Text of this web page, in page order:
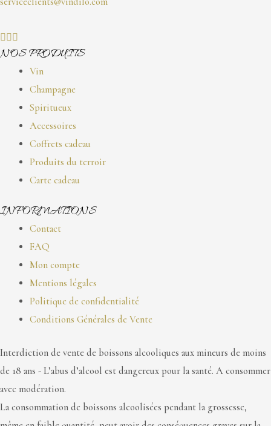
NOS PRODUITS
Vin
Champagne
Spiritueux
Accessoires
Coffrets cadeau
Produits du terroir
Carte cadeau
INFORMATIONS
Contact
FAQ
Mon compte
Mentions légales
Politique de confidentialité
Conditions Générales de Vente
Interdiction de vente de boissons alcooliques aux mineurs de moins
de 18 ans - L’abus d’alcool est dangereux pour la santé. A consommer
avec modération.
La consommation de boissons alcoolisées pendant la grossesse,